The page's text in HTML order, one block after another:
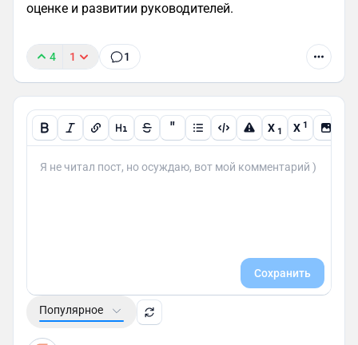
оценке и развитии руководителей.
4 1 1
" X 1 X 1
Сохранить
Популярное